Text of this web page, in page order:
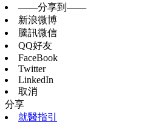
——分享到——
新浪微博
騰訊微信
QQ好友
FaceBook
Twitter
LinkedIn
取消
分享
就醫指引